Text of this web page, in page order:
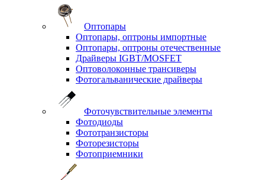
Оптопары
Оптопары, оптроны импортные
Оптопары, оптроны отечественные
Драйверы IGBT/MOSFET
Оптоволоконные трансиверы
Фотогальванические драйверы
Фоточувствительные элементы
Фотодиоды
Фототранзисторы
Фоторезисторы
Фотоприемники